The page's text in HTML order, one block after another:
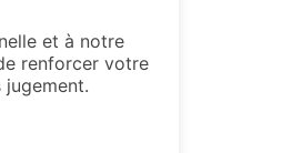
et à notre
renforcer votre